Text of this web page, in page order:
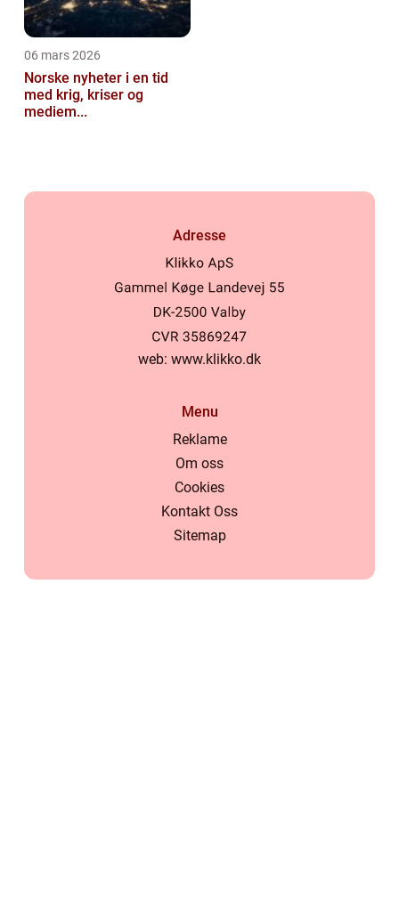
06 mars 2026
Norske nyheter i en tid
med krig, kriser og
mediem...
Adresse
web: www.klikko.dk
Menu
Reklame
Om oss
Cookies
Kontakt Oss
Sitemap